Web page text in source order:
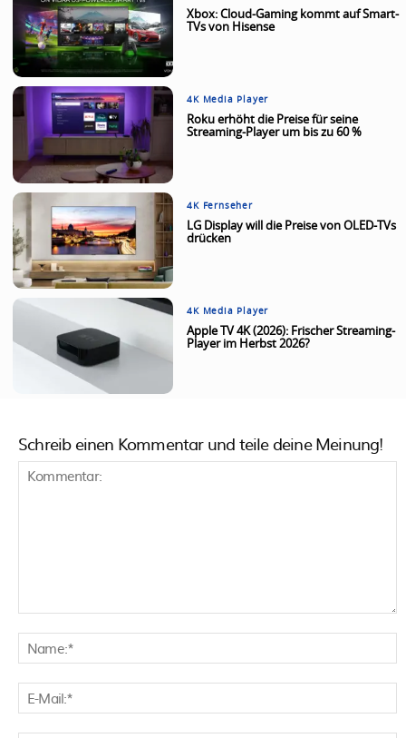
Xbox: Cloud-Gaming kommt auf Smart-
TVs von Hisense
4K Media Player
Roku erhöht die Preise für seine
Streaming-Player um bis zu 60 %
4K Fernseher
LG Display will die Preise von OLED-TVs
drücken
4K Media Player
Apple TV 4K (2026): Frischer Streaming-
Player im Herbst 2026?
Schreib einen Kommentar und teile deine Meinung!